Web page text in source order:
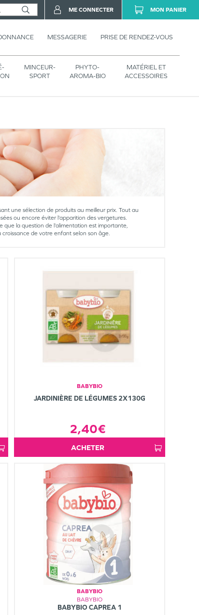
MESSAGERIE PRISE DE RENDEZ-VOUS
MINCEUR-
SPORT
PHYTO-
AROMA-BIO
MATÉRIEL ET
ACCESSOIRES
ME CONNECTER MON PANIER
une sélection de produits au meilleur prix. Tout au
ou encore éviter l’apparition des vergetures.
la question de l’alimentation est importante,
croissance de votre enfant selon son âge.
BABYBIO
JARDINIÈRE DE LÉGUMES 2X130G
2,40€
ACHETER
BABYBIO
BABYBIO
BABYBIO CAPREA 1